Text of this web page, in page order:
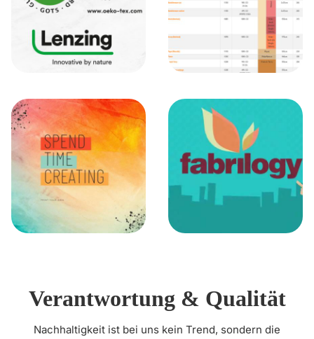
Verantwortung & Qualität
Nachhaltigkeit ist bei uns kein Trend, sondern die